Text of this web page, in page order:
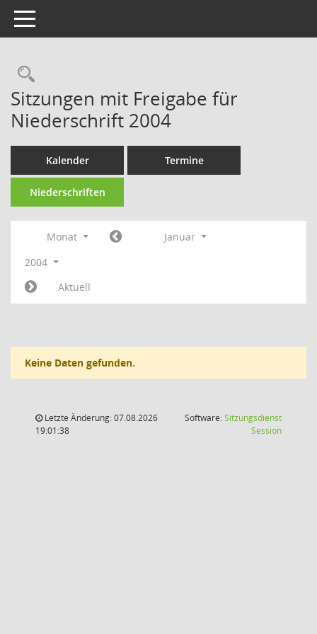
Toggle navigation
Rechercheauswahl
Sitzungen mit Freigabe für
Niederschrift 2004
Kalender Termine
Niederschriften
Monat
Januar
2004
Aktuell
Keine Daten gefunden.
Letzte Änderung: 07.08.2026
19:01:38
Software:Sitzungsdienst
Session(Wird in